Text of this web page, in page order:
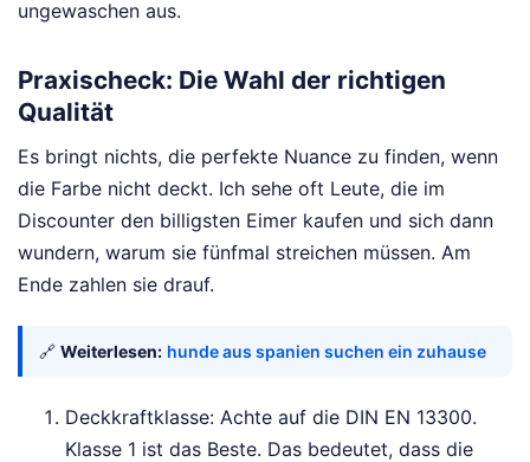
ungewaschen aus.
Praxischeck: Die Wahl der richtigen
Qualität
Es bringt nichts, die perfekte Nuance zu finden, wenn
die Farbe nicht deckt. Ich sehe oft Leute, die im
Discounter den billigsten Eimer kaufen und sich dann
wundern, warum sie fünfmal streichen müssen. Am
Ende zahlen sie drauf.
🔗 Weiterlesen: hunde aus spanien suchen ein zuhause
Deckkraftklasse: Achte auf die DIN EN 13300.
Klasse 1 ist das Beste. Das bedeutet, dass die